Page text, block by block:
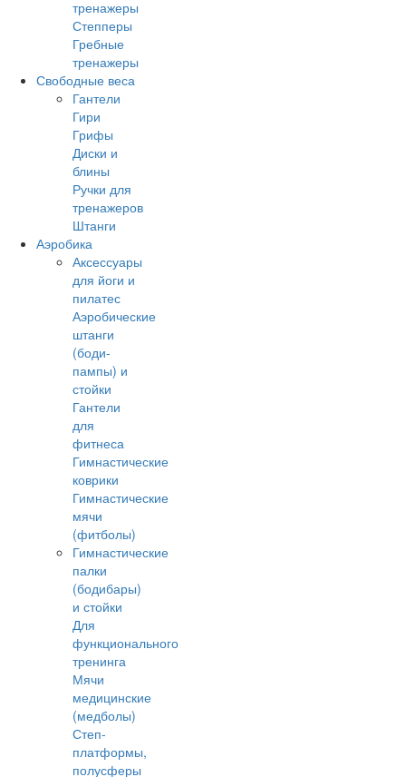
тренажеры
Степперы
Гребные
тренажеры
Свободные веса
Гантели
Гири
Грифы
Диски и
блины
Ручки для
тренажеров
Штанги
Аэробика
Аксессуары
для йоги и
пилатес
Аэробические
штанги
(боди-
пампы) и
стойки
Гантели
для
фитнеса
Гимнастические
коврики
Гимнастические
мячи
(фитболы)
Гимнастические
палки
(бодибары)
и стойки
Для
функционального
тренинга
Мячи
медицинские
(медболы)
Степ-
платформы,
полусферы